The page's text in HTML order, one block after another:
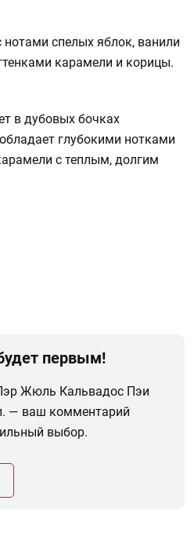
спелых яблок, ванили
карамели и корицы.
в дубовых бочках
глубокими нотками
с теплым, долгим
первым!
Жюль Кальвадос Пэи
— ваш комментарий
выбор.